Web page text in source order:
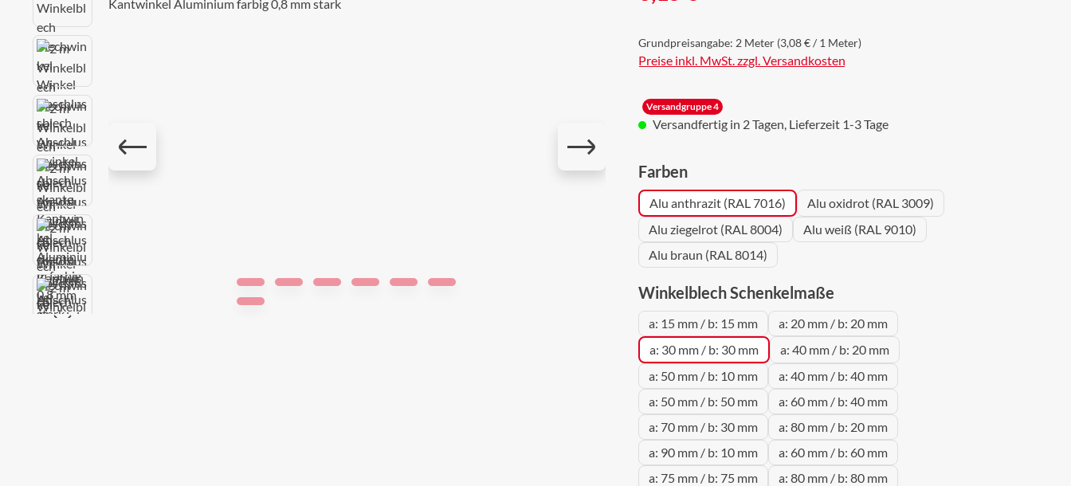
Grundpreisangabe: 2 Meter (3,08 € / 1 Meter)
Preise inkl. MwSt. zzgl. Versandkosten
Versandgruppe 4
Versandfertig in 2 Tagen, Lieferzeit 1-3 Tage
Farbenauswählen
Alu anthrazit (RAL 7016)
Alu oxidrot (RAL 3009)
Alu ziegelrot (RAL 8004)
Alu weiß (RAL 9010)
Alu braun (RAL 8014)
Winkelblech Schenkelmaßeauswählen
a: 15 mm / b: 15 mm
a: 20 mm / b: 20 mm
a: 30 mm / b: 30 mm
a: 40 mm / b: 20 mm
a: 50 mm / b: 10 mm
a: 40 mm / b: 40 mm
a: 50 mm / b: 50 mm
a: 60 mm / b: 40 mm
a: 70 mm / b: 30 mm
a: 80 mm / b: 20 mm
a: 90 mm / b: 10 mm
a: 60 mm / b: 60 mm
a: 75 mm / b: 75 mm
a: 80 mm / b: 80 mm